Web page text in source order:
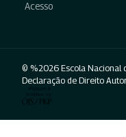
Acesso
© %2026 Escola Nacional
Declaração de Direito